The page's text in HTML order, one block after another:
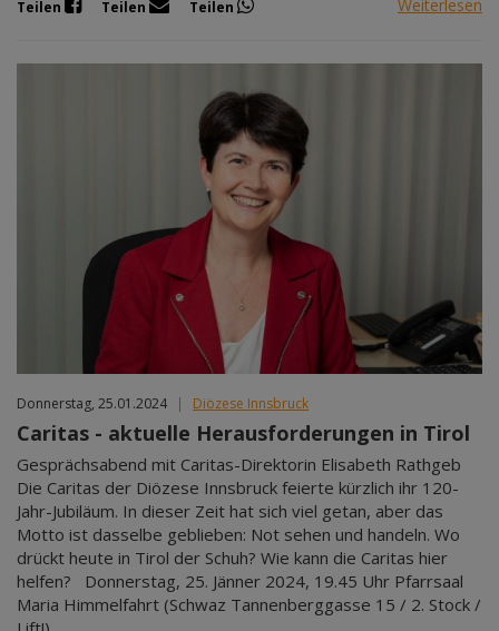
Teilen Teilen Teilen Weiterlesen
Donnerstag, 25.01.2024 | Diözese Innsbruck
Caritas - aktuelle Herausforderungen in Tirol
Gesprächsabend mit Caritas-Direktorin Elisabeth Rathgeb
Die Caritas der Diözese Innsbruck feierte kürzlich ihr 120-
Jahr-Jubiläum. In dieser Zeit hat sich viel getan, aber das
Motto ist dasselbe geblieben: Not sehen und handeln. Wo
drückt heute in Tirol der Schuh? Wie kann die Caritas hier
helfen? Donnerstag, 25. Jänner 2024, 19.45 Uhr Pfarrsaal
Maria Himmelfahrt (Schwaz Tannenberggasse 15 / 2. Stock /